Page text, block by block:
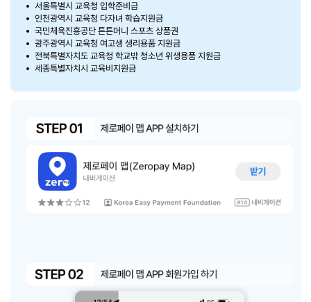
서울특별시 교육청 입학준비금
인천광역시 교육청 다자녀 학습지원금
국민체육진흥공단 튼튼머니 스포츠 상품권
광주광역시 교육청 여고생 생리용품 지원금
전북특별자치도 교육청 학교밖 청소년 위생용품 지원금
세종특별자치시 교육비지원금